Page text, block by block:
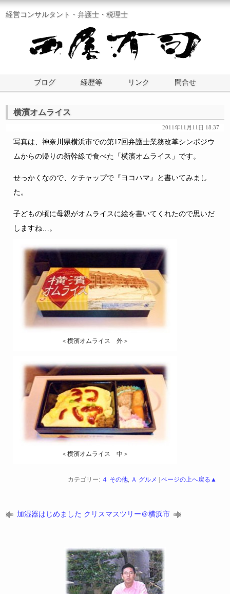
経営コンサルタント・弁護士・税理士
ブログ 経歴等 リンク 問合せ
横濱オムライス
2011年11月11日 18:37
写真は、神奈川県横浜市での第17回弁護士業務改革シンポジウ
ムからの帰りの新幹線で食べた「横濱オムライス」です。
せっかくなので、ケチャップで『ヨコハマ』と書いてみまし
た。
子どもの頃に母親がオムライスに絵を書いてくれたので思いだ
しますね…。
＜横濱オムライス 外＞
＜横濱オムライス 中＞
カテゴリー: ４ その他, Ａ グルメ | ページの上へ戻る▲
加湿器はじめました クリスマスツリー＠横浜市